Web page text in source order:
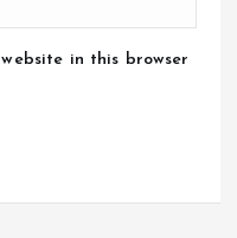
in this browser